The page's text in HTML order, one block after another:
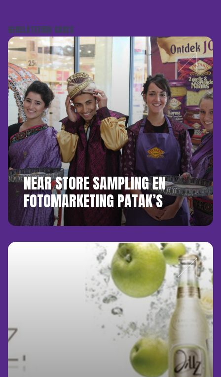
GERELATEERDE CASES
NEAR STORE SAMPLING EN
FOTOMARKETING PATAK’S